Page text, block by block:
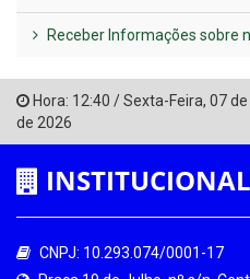
Receber Informações sobre
Hora: 12:40 /Sexta-Feira, 07
de 2026
INSTITUCIONAL
CNPJ: 10.293.074/0001-17